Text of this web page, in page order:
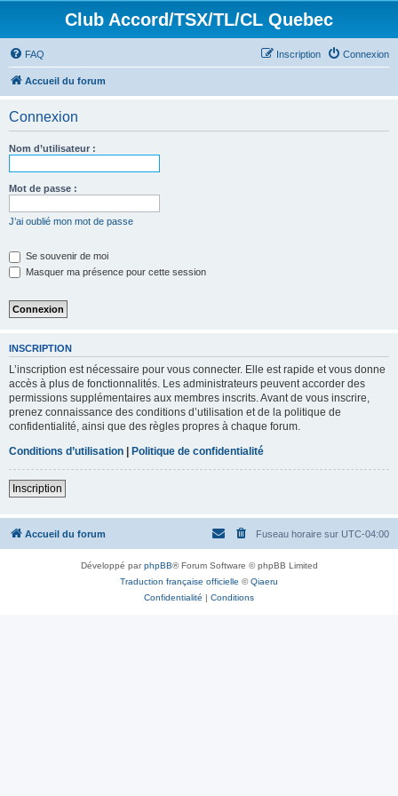
Club Accord/TSX/TL/CL Quebec
FAQ Connexion
Inscription
Accueil du forum
Connexion
Nom d’utilisateur :
Mot de passe :
J’ai oublié mon mot de passe
Se souvenir de moi
Masquer ma présence pour cette session
INSCRIPTION
L’inscription est nécessaire pour vous connecter. Elle est rapide et vous donne
accès à plus de fonctionnalités. Les administrateurs peuvent accorder des
permissions supplémentaires aux membres inscrits. Avant de vous inscrire,
prenez connaissance des conditions d’utilisation et de la politique de
confidentialité, ainsi que des règles propres à chaque forum.
Conditions d’utilisation | Politique de confidentialité
Inscription
Accueil du forum Fuseau horaire sur UTC-04:00
Développé parphpBB® Forum Software © phpBB Limited
Traduction française officielle ©Qiaeru
Confidentialité | Conditions